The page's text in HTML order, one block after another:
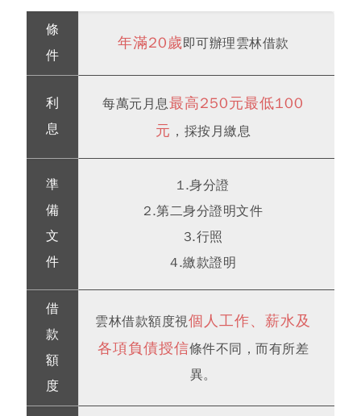
條
件
年滿20歲即可辦理雲林借款
利
息
每萬元月息最高250元最低100
元 ，採按月繳息
準
備
文
件
1.身分證
2.第二身分證明文件
3.行照
4.繳款證明
借
款
額
度
雲林借款額度視個人工作、薪水及
各項負債授信條件不同，而有所差
異。